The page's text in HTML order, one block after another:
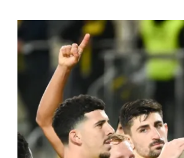
סינית
ברזילאית
נוספות